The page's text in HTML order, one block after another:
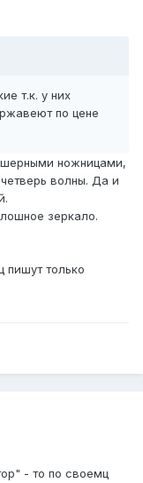
т.к. у них
по цене
ножницами,
волны. Да и
зеркало.
пишут только
- то по своемц